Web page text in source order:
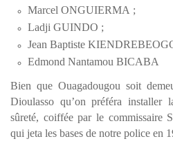
Marcel ONGUIERMA ;
Ladji GUINDO ;
Jean Baptiste
Edmond Nantamou BICABA
Bien que Ouagadougou soit
Dioulasso qu’on préféra installer
sûreté, coiffée par le commissaire
qui jeta les bases de notre police en